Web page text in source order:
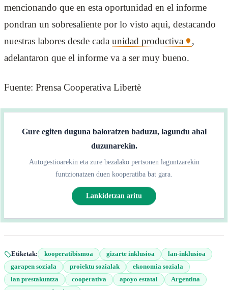
mencionando que en esta oportunidad en el informe
pondran un sobresaliente por lo visto aquì, destacando
nuestras labores desde cada unidad productiva
,
adelantaron que el informe va a ser muy bueno.
Fuente: Prensa Cooperativa Libertè
Gure egiten duguna baloratzen baduzu, lagundu ahal
duzunarekin.
Autogestioarekin eta zure bezalako pertsonen laguntzarekin
funtzionatzen duen kooperatiba bat gara.
Lankidetzan aritu
Etiketak: kooperatibismoa gizarte inklusioa
lan-inklusioa
garapen soziala
proiektu sozialak
ekonomia soziala
lan prestakuntza
cooperativa apoyo estatal
Argentina